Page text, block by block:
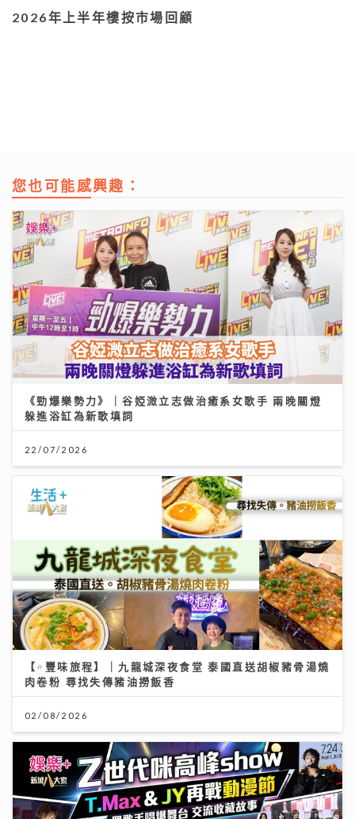
2026年上半年樓按市場回顧
您也可能感興趣：
《勁爆樂勢力》｜谷婭溦立志做治癒系女歌手 兩晚關燈
躲進浴缸為新歌填詞
22/07/2026
【#豐味旅程】｜九龍城深夜食堂 泰國直送胡椒豬骨湯燒
肉卷粉 尋找失傳豬油撈飯香
02/08/2026